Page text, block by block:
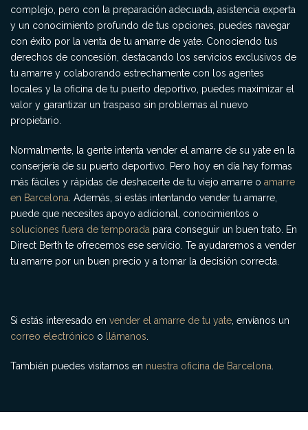
complejo, pero con la preparación adecuada, asistencia experta
y un conocimiento profundo de tus opciones, puedes navegar
con éxito por la venta de tu amarre de yate. Conociendo tus
derechos de concesión, destacando los servicios exclusivos de
tu amarre y colaborando estrechamente con los agentes
locales y la oficina de tu puerto deportivo, puedes maximizar el
valor y garantizar un traspaso sin problemas al nuevo
propietario.
Normalmente, la gente intenta vender el amarre de su yate en la
conserjería de su puerto deportivo. Pero hoy en día hay formas
más fáciles y rápidas de deshacerte de tu viejo amarre o amarre
en Barcelona . Además, si estás intentando vender tu amarre,
puede que necesites apoyo adicional, conocimientos o
soluciones fuera de temporada para conseguir un buen trato. En
Direct Berth te ofrecemos ese servicio. Te ayudaremos a vender
tu amarre por un buen precio y a tomar la decisión correcta.
Si estás interesado en vender el amarre de tu yate , envíanos un
correo electrónico o llámanos
También puedes visitarnos en nuestra oficina de Barcelona